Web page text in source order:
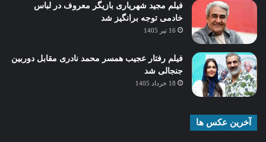
فیلم مجید شهریاری بازیگر معروف در لباس
خادمی توجه برانگیز شد
16 تیر 1405
فیلم رفتار عجیب همسر محمد نادری مقابل دوربین
جنجالی شد
18 خرداد 1405
آخرین عکس ها